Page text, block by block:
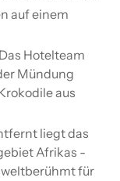
auf einem
Das Hotelteam
Mündung
aus
liegt das
Afrikas -
für